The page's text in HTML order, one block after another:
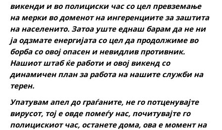
викенди и во полициски час со цел превземање
на мерки во доменот на ингеренциите за заштита
на населенито. Затоа уште еднаш барам да не ни
ја одзмате енергијата со цел да продолжиме во
борба со овој опасен и невидлив противник.
Нашиот штаб ќе работи и овој викенд со
динамичен план за работа на нашите служби на
терен.
Упатувам апел до граѓаните, не го потценувајте
вирусот, тој е овде помеѓу нас, почитувајте го
полицискиот час, останете дома, ова е момент на